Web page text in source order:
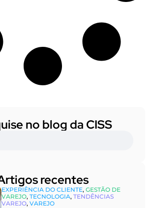
no blog da CISS
recentes
EXPERIÊNCIA DO CLIENTE, GESTÃO DE
VAREJO, TECNOLOGIA, TENDÊNCIAS
VAREJO, VAREJO